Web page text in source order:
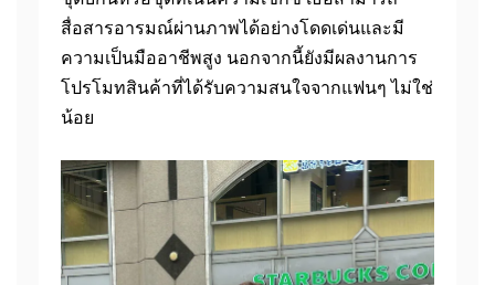
สื่อสารอารมณ์ผ่านภาพได้อย่างโดดเด่นและมี
ความเป็นมืออาชีพสูง นอกจากนี้ยังมีผลงานการ
โปรโมทสินค้าที่ได้รับความสนใจจากแฟนๆ ไม่ใช่
น้อย